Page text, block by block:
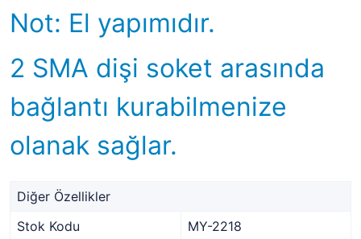
Not: El yapımıdır.
2 SMA dişi soket arasında
bağlantı kurabilmenize
olanak sağlar.
Diğer Özellikler
Stok Kodu
MY-2218